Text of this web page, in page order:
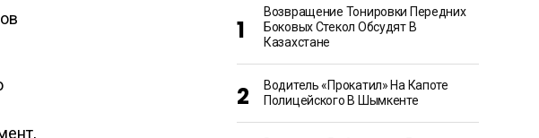
Возвращение Тонировки Передних
Боковых Стекол Обсудят В
Казахстане
Водитель «прокатил» На Капоте
Полицейского В Шымкенте